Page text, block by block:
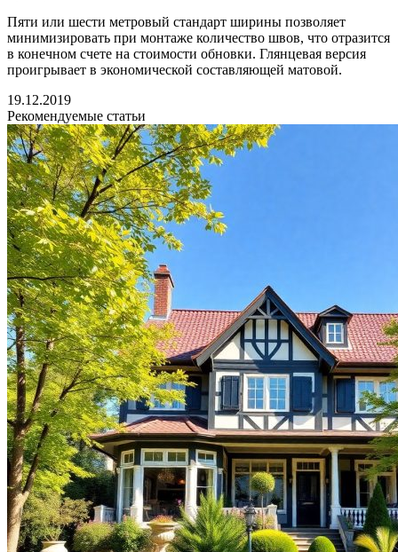
Пяти или шести метровый стандарт ширины позволяет
минимизировать при монтаже количество швов, что отразится
в конечном счете на стоимости обновки. Глянцевая версия
проигрывает в экономической составляющей матовой.
19.12.2019
Рекомендуемые статьи